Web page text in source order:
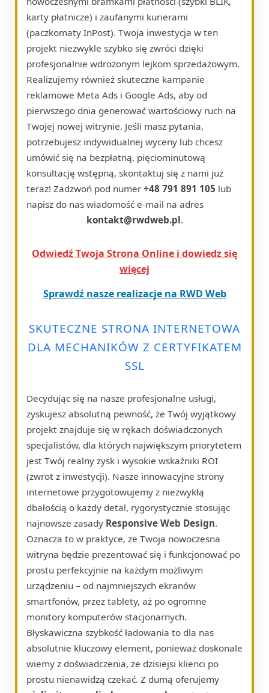
karty płatnicze) i zaufanymi kurierami
(paczkomaty InPost). Twoja inwestycja w ten
projekt niezwykle szybko się zwróci dzięki
profesjonalnie wdrożonym lejkom sprzedażowym.
Realizujemy również skuteczne kampanie
reklamowe Meta Ads i Google Ads, aby od
pierwszego dnia generować wartościowy ruch na
Twojej nowej witrynie. Jeśli masz pytania,
potrzebujesz indywidualnej wyceny lub chcesz
umówić się na bezpłatną, pięciominutową
konsultację wstępną, skontaktuj się z nami już
teraz! Zadzwoń pod numer +48 791 891 105 lub
napisz do nas wiadomość e-mail na adres
kontakt@rwdweb.pl.
Odwiedź Twoja Strona Online i dowiedz się
więcej
Sprawdź nasze realizacje na RWD Web
SKUTECZNE STRONA INTERNETOWA
DLA MECHANIKÓW Z CERTYFIKATEM
SSL
Decydując się na nasze profesjonalne usługi,
zyskujesz absolutną pewność, że Twój wyjątkowy
projekt znajduje się w rękach doświadczonych
specjalistów, dla których największym priorytetem
jest Twój realny zysk i wysokie wskaźniki ROI
(zwrot z inwestycji). Nasze innowacyjne strony
internetowe przygotowujemy z niezwykłą
dbałością o każdy detal, rygorystycznie stosując
najnowsze zasady Responsive Web Design.
Oznacza to w praktyce, że Twoja nowoczesna
witryna będzie prezentować się i funkcjonować po
prostu perfekcyjnie na każdym możliwym
urządzeniu – od najmniejszych ekranów
smartfonów, przez tablety, aż po ogromne
monitory komputerów stacjonarnych.
Błyskawiczna szybkość ładowania to dla nas
absolutnie kluczowy element, ponieważ doskonale
wiemy z doświadczenia, że dzisiejsi klienci po
prostu nienawidzą czekać. Z dumą oferujemy